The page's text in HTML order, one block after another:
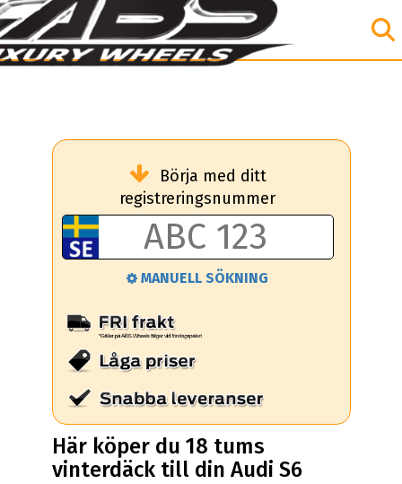
Börja med ditt
registreringsnummer
MANUELL SÖKNING
Här köper du 18 tums
vinterdäck till din Audi S6